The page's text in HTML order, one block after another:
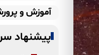
آموزش و
پیشنهاد